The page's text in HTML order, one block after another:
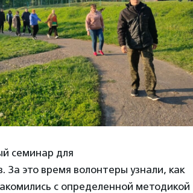
семинар для
это время волонтеры узнали, как
с определенной методикой